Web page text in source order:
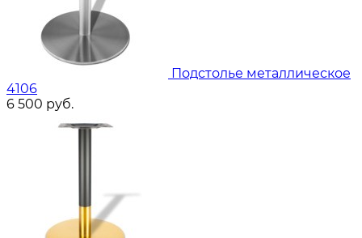
Подстолье металлическое
4106
6 500 руб.